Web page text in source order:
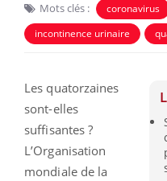
Mots clés : coronavirus
incontinence urinaire
Les quatorzaines
sont-elles
suffisantes ?
L’Organisation
mondiale de la